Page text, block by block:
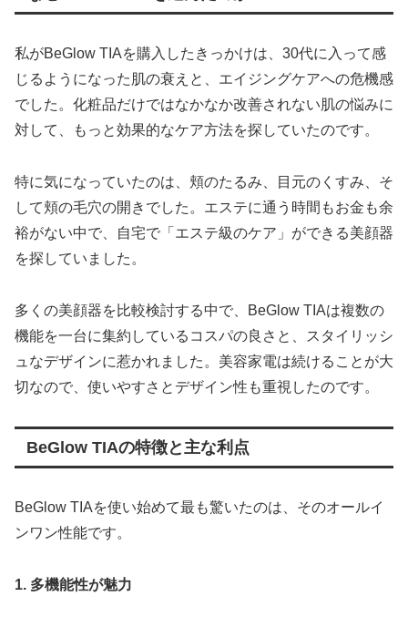
私がBeGlow TIAを購入したきっかけは、30代に入って感
じるようになった肌の衰えと、エイジングケアへの危機感
でした。化粧品だけではなかなか改善されない肌の悩みに
対して、もっと効果的なケア方法を探していたのです。
特に気になっていたのは、頬のたるみ、目元のくすみ、そ
して頬の毛穴の開きでした。エステに通う時間もお金も余
裕がない中で、自宅で「エステ級のケア」ができる美顔器
を探していました。
多くの美顔器を比較検討する中で、BeGlow TIAは複数の
機能を一台に集約しているコスパの良さと、スタイリッシ
ュなデザインに惹かれました。美容家電は続けることが大
切なので、使いやすさとデザイン性も重視したのです。
BeGlow TIAの特徴と主な利点
BeGlow TIAを使い始めて最も驚いたのは、そのオールイ
ンワン性能です。
1. 多機能性が魅力